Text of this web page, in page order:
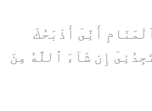
أَنِّىٓ أَذْبَحُكَ
إِن شَآءَ ٱللَّهُ مِنَ